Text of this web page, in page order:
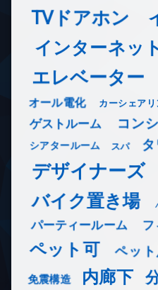
TVドアホン
インターネッ
エレベーター
オール電化 カーシェア
ゲストルーム コン
シアタールーム スパ
デザイナーズ
バイク置き場
パーティールーム フ
ペット可 ペッ
免震構造 内廊下